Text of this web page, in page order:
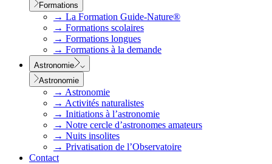
Formations
→ La Formation Guide-Nature®
→ Formations scolaires
→ Formations longues
→ Formations à la demande
Astronomie
Astronomie
→ Astronomie
→ Activités naturalistes
→ Initiations à l’astronomie
→ Notre cercle d’astronomes amateurs
→ Nuits insolites
→ Privatisation de l’Observatoire
Contact